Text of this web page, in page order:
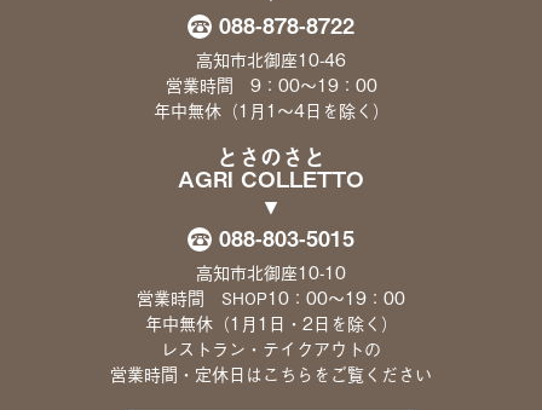
088-878-8722
高知市北御座10-46
営業時間 9：00〜19：00
年中無休（1月1〜4日を除く）
とさのさと
AGRI COLLETTO
088-803-5015
高知市北御座10-10
営業時間 SHOP10：00〜19：00
年中無休（1月1日・2日を除く）
レストラン・テイクアウトの
営業時間・定休日はこちら をご覧ください